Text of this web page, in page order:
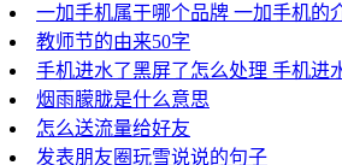
一加手机属于哪个品牌 一加手机的
教师节的由来50字
手机进水了黑屏了怎么处理 手机进
烟雨朦胧是什么意思
怎么送流量给好友
发表朋友圈玩雪说说的句子